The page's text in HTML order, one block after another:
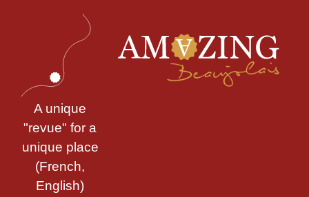
A unique
"revue" for a
unique place
(French,
English)